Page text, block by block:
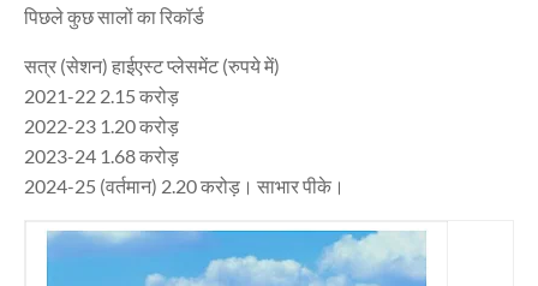
पिछले कुछ सालों का रिकॉर्ड
सत्र (सेशन) हाईएस्ट प्लेसमेंट (रुपये में)
2021-22 2.15 करोड़
2022-23 1.20 करोड़
2023-24 1.68 करोड़
2024-25 (वर्तमान) 2.20 करोड़। साभार पीके।